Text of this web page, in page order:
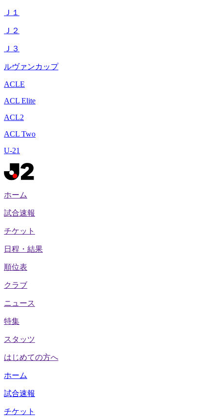
Ｊ１
Ｊ２
Ｊ３
ルヴァンカップ
ACLE
ACL Elite
ACL2
ACL Two
U-21
ホーム
試合速報
チケット
日程・結果
順位表
クラブ
ニュース
特集
スタッツ
はじめての方へ
ホーム
試合速報
チケット